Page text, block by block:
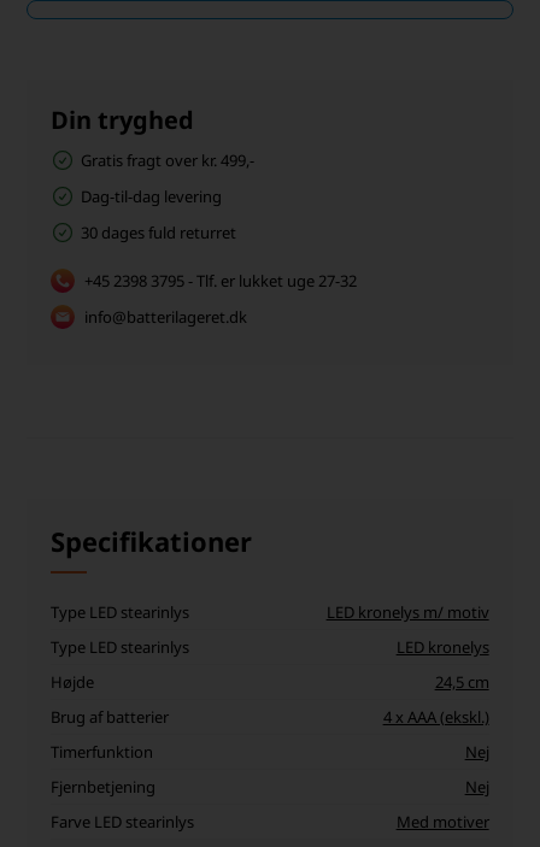
Din tryghed
Gratis fragt over kr. 499,-
Dag-til-dag levering
30 dages fuld returret
+45 2398 3795 - Tlf. er lukket uge 27-32
info@batterilageret.dk
Specifikationer
Type LED stearinlys
LED kronelys m/ motiv
Type LED stearinlys
LED kronelys
Højde
24,5 cm
Brug af batterier
4 x AAA (ekskl.)
Timerfunktion
Nej
Fjernbetjening
Nej
Farve LED stearinlys
Med motiver